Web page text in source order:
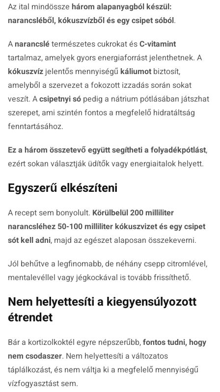
Az ital mindössze három alapanyagból készül:
narancsléből, kókuszvízből és egy csipet sóból.
Anarancslétermészetes cukrokat ésC-vitamint
tartalmaz, amelyek gyors energiaforrást jelenthetnek. A
kókuszvíz jelentős mennyiségű káliumot biztosít,
amelyből a szervezet a fokozott izzadás során sokat
veszít. Acsipetnyi só pedig a nátrium pótlásában játszhat
szerepet, ami szintén fontos a megfelelő hidratáltság
fenntartásához.
Ez a három összetevő együtt segítheti a folyadékpótlást,
ezért sokan választják üdítők vagy energiaitalok helyett.
Egyszerű elkészíteni
A recept sem bonyolult. Körülbelül 200 milliliter
narancsléhez 50-100 milliliter kókuszvizet és egy csipet
sót kell adni, majd az egészet alaposan összekeverni.
Jól behűtve a legfinomabb, de néhány csepp citromlével,
mentalevéllel vagy jégkockával is tovább frissíthető.
Nem helyettesíti a kiegyensúlyozott
étrendet
Bár a kortizolkoktél egyre népszerűbb,fontos tudni, hogy
nem csodaszer. Nem helyettesíti a változatos
táplálkozást, és nem váltja ki a megfelelő mennyiségű
vízfogyasztást sem.